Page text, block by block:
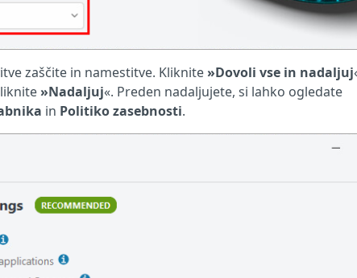
zaščite in namestitve. Kliknite »Dovoli vse in nadaljuj
»Nadaljuj«. Preden nadaljujete, si lahko ogledate
in Politiko zasebnosti.